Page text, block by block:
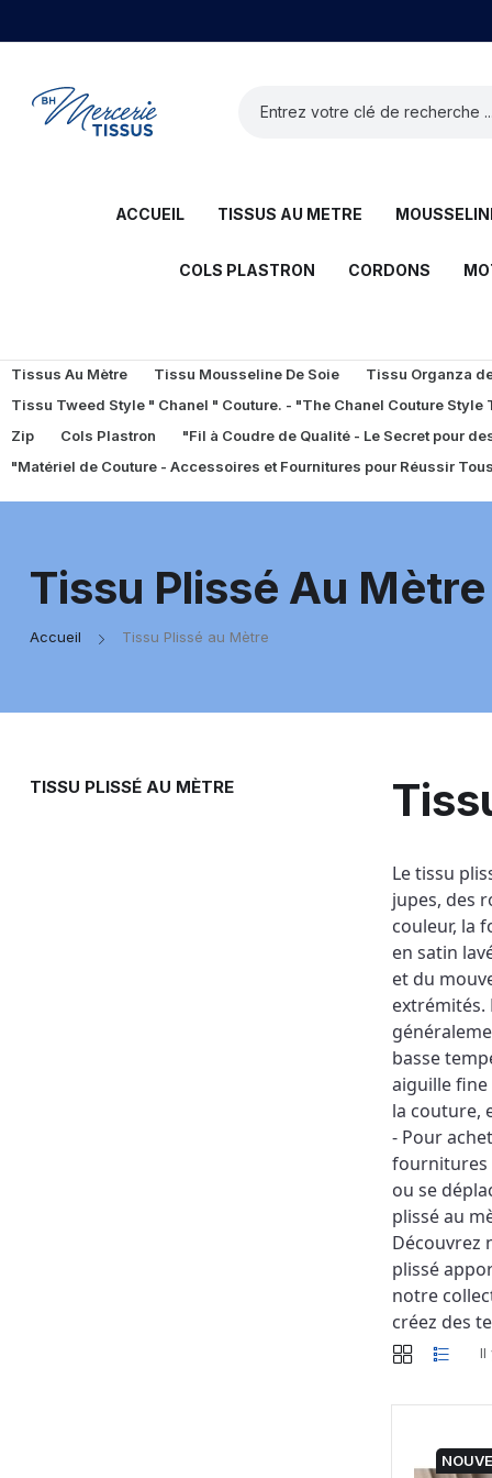
ACCUEIL TISSUS AU METRE
COLS PLASTRON CORDONS
Tissus Au Mètre Tissu Mousseline De Soie
Tissu Organza
Tissu Tweed Style " Chanel " Couture. - "The Chanel Couture Style
Zip
Cols Plastron
"Fil à Coudre de Qualité - Le Secret pour
"Matériel de Couture - Accessoires et Fournitures pour Réussir
Tissu Plissé Au Mètre
Accueil Tissu Plissé au Mètre
TISSU PLISSÉ AU MÈTRE
Le tissu
jupes, des
couleur, la
en satin
et du
extrémités.
basse
aiguille
la couture,
- Pour
fournitures
ou se
plissé au
Découvrez
plissé
notre
créez des
Il